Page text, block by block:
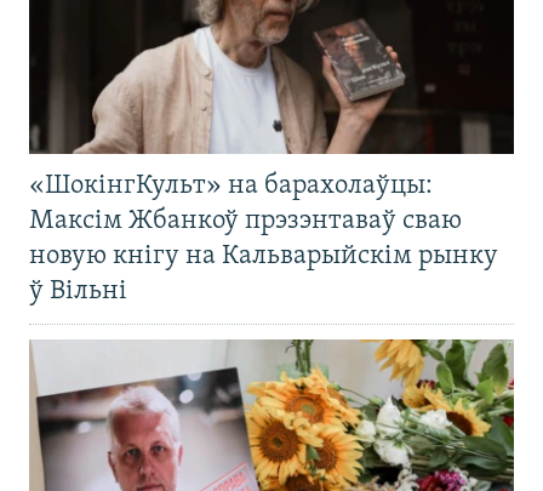
«ШокінгКульт» на барахолаўцы:
Максім Жбанкоў прэзэнтаваў сваю
новую кнігу на Кальварыйскім рынку
ў Вільні